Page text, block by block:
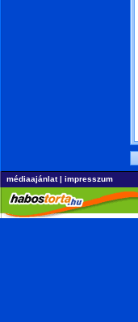
médiaajánlat| impresszum